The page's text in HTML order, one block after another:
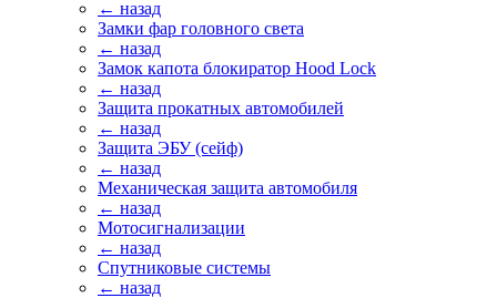
← назад
Замки фар головного света
← назад
Замок капота блокиратор Hood Lock
← назад
Защита прокатных автомобилей
← назад
Защита ЭБУ (сейф)
← назад
Механическая защита автомобиля
← назад
Мотосигнализации
← назад
Спутниковые системы
← назад